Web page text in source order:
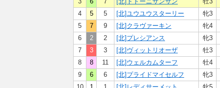
4
5 5 [北]ユウユウスターリー 牝3
5
7 9 [北]クラヴァーキン 牝4
6
2 2 [北]プレシアンス 牝3
7
3 3 [北]ヴィットリオーザ 牡3
8
8 11 [北]ウェルカムターフ 牡4
9
6 6 [北]プライドマイセルフ 牝3